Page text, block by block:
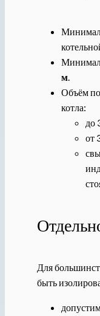
м.
Объём
котла:
до
от
Для
быть